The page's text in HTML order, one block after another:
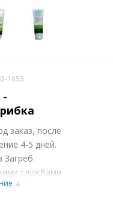
1653
-
заказ, после
4-5 дней.
Загреб
службами
в Москве.